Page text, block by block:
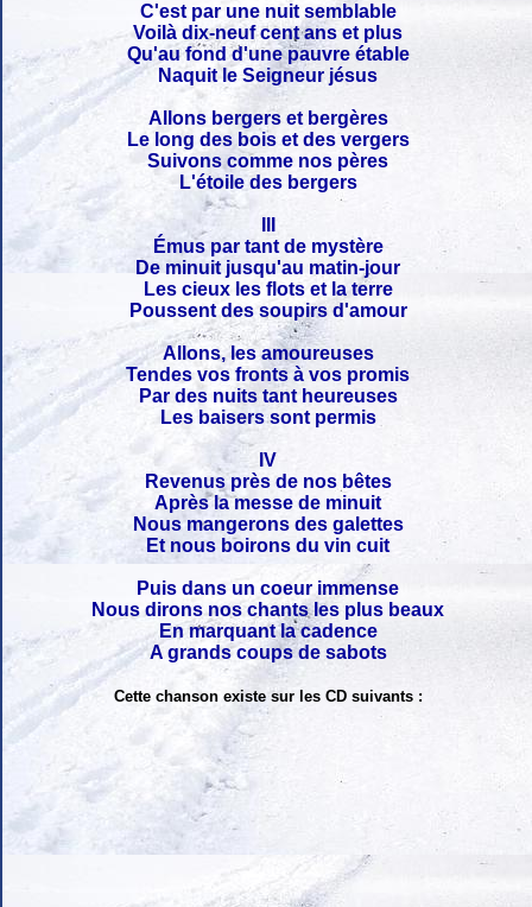
C'est par une nuit semblable
Voilà dix-neuf cent ans et plus
Qu'au fond d'une pauvre étable
Naquit le Seigneur jésus
Allons bergers et bergères
Le long des bois et des vergers
Suivons comme nos pères
L'étoile des bergers
Émus par tant de mystère
De minuit jusqu'au matin-jour
Les cieux les flots et la terre
Poussent des soupirs d'amour
Allons, les amoureuses
Tendes vos fronts à vos promis
Par des nuits tant heureuses
Les baisers sont permis
IV
Revenus près de nos bêtes
Après la messe de minuit
Nous mangerons des galettes
Et nous boirons du vin cuit
Puis dans un coeur immense
Nous dirons nos chants les plus beaux
En marquant la cadence
A grands coups de sabots
Cette chanson existe sur les CD suivants :